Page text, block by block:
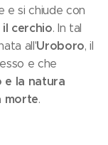
e si chiude con
cerchio. In tal
all'Uroboro, il
e che
e la natura
morte.